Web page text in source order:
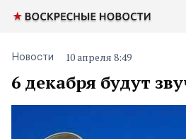
6 декабря будут
Новости 10 апреля 8:49